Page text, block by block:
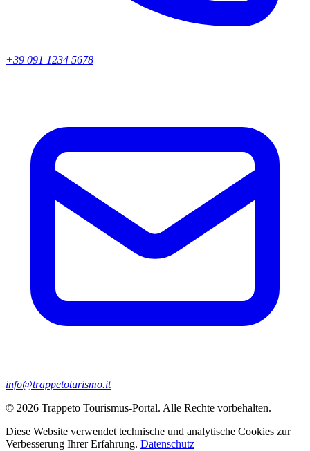
+39 091 1234 5678
info@trappetoturismo.it
© 2026 Trappeto Tourismus-Portal. Alle Rechte vorbehalten.
Diese Website verwendet technische und analytische Cookies zur
Verbesserung Ihrer Erfahrung. Datenschutz